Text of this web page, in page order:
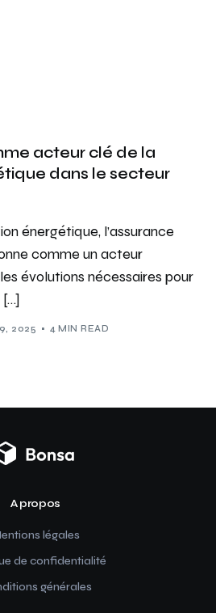
acteur clé de la
dans le secteur
énergétique, l’assurance
comme un acteur
évolutions nécessaires pour
[…]
2025 4 MIN READ
A propos
légales
de confidentialité
générales